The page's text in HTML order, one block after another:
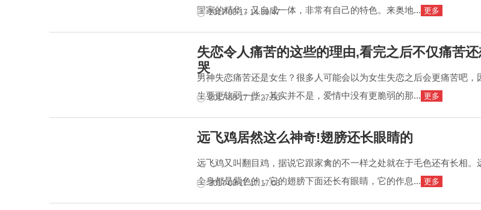
国家的精华，又自成一体，非常有自己的特色。来奥地... 更多
2017-08-17 14:39:47
失恋令人痛苦的这些的理由,看完之后不仅痛苦
哭
男神失恋痛苦还是女生？很多人可能会以为女生失恋之后会更痛苦吧，
生要更软弱一些，其实并不是，爱情中没有更脆弱的那... 更多
2017-08-17 17:27:50
远飞鸡居然这么神奇!翅膀还长眼睛的
远飞鸡又叫翻目鸡，据说它跟家禽的不一样之处就在于毛色还有长相。
全身都是紫色的，它的翅膀下面还长有眼睛，它的作息... 更多
2017-08-17 17:17:05